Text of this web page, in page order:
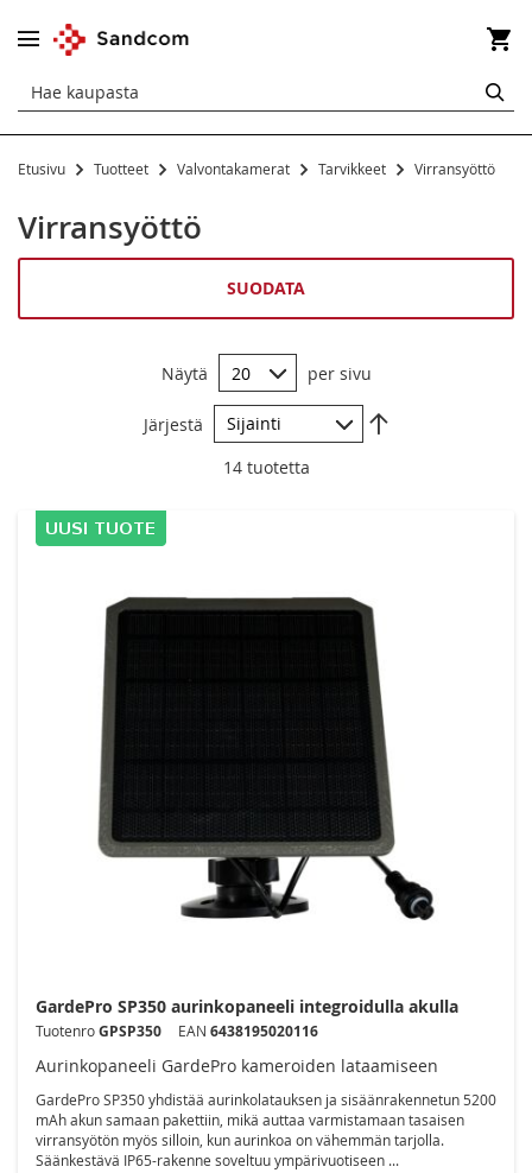
Etusivu Tuotteet Valvontakamerat Tarvikkeet Virransyöttö
Virransyöttö
14tuotetta
Näytä per sivu
Järjestä
GardePro SP350 aurinkopaneeli integroidulla akulla
TuotenroGPSP350 EAN 6438195020116
Aurinkopaneeli GardePro kameroiden lataamiseen
GardePro SP350 yhdistää aurinkolatauksen ja sisäänrakennetun 5200
mAh akun samaan pakettiin, mikä auttaa varmistamaan tasaisen
virransyötön myös silloin, kun aurinkoa on vähemmän tarjolla.
Säänkestävä IP65-rakenne soveltuu ympärivuotiseen ...
Tarvikkeet
Akut
Muistikortit
SUODATA